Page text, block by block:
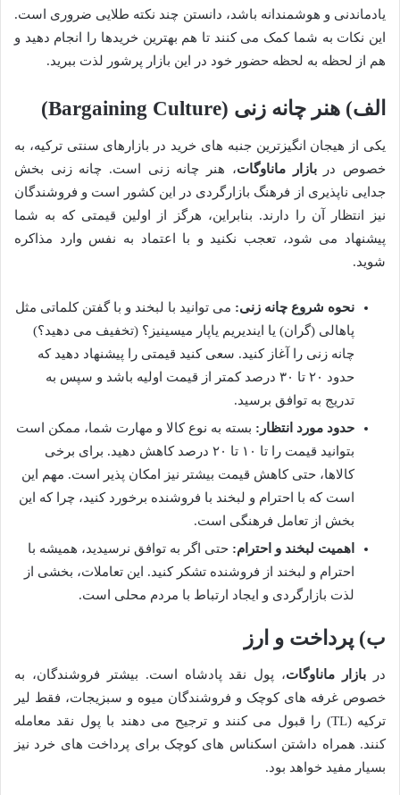
یادماندنی و هوشمندانه باشد، دانستن چند نکته طلایی ضروری است.
این نکات به شما کمک می کنند تا هم بهترین خریدها را انجام دهید و
هم از لحظه به لحظه حضور خود در این بازار پرشور لذت ببرید.
الف) هنر چانه زنی (Bargaining Culture)
یکی از هیجان انگیزترین جنبه های خرید در بازارهای سنتی ترکیه، به
خصوص دربازار ماناوگات، هنر چانه زنی است. چانه زنی بخش
جدایی ناپذیری از فرهنگ بازارگردی در این کشور است و فروشندگان
نیز انتظار آن را دارند. بنابراین، هرگز از اولین قیمتی که به شما
پیشنهاد می شود، تعجب نکنید و با اعتماد به نفس وارد مذاکره
شوید.
نحوه شروع چانه زنی: می توانید با لبخند و با گفتن کلماتی مثل
پاهالی (گران) یا ایندیریم یاپار میسینیز؟ (تخفیف می دهید؟)
چانه زنی را آغاز کنید. سعی کنید قیمتی را پیشنهاد دهید که
حدود ۲۰ تا ۳۰ درصد کمتر از قیمت اولیه باشد و سپس به
تدریج به توافق برسید.
حدود مورد انتظار: بسته به نوع کالا و مهارت شما، ممکن است
بتوانید قیمت را تا ۱۰ تا ۲۰ درصد کاهش دهید. برای برخی
کالاها، حتی کاهش قیمت بیشتر نیز امکان پذیر است. مهم این
است که با احترام و لبخند با فروشنده برخورد کنید، چرا که این
بخش از تعامل فرهنگی است.
اهمیت لبخند و احترام: حتی اگر به توافق نرسیدید، همیشه با
احترام و لبخند از فروشنده تشکر کنید. این تعاملات، بخشی از
لذت بازارگردی و ایجاد ارتباط با مردم محلی است.
ب) پرداخت و ارز
در بازار ماناوگات، پول نقد پادشاه است. بیشتر فروشندگان، به
خصوص غرفه های کوچک و فروشندگان میوه و سبزیجات، فقط لیر
ترکیه (TL) را قبول می کنند و ترجیح می دهند با پول نقد معامله
کنند. همراه داشتن اسکناس های کوچک برای پرداخت های خرد نیز
بسیار مفید خواهد بود.